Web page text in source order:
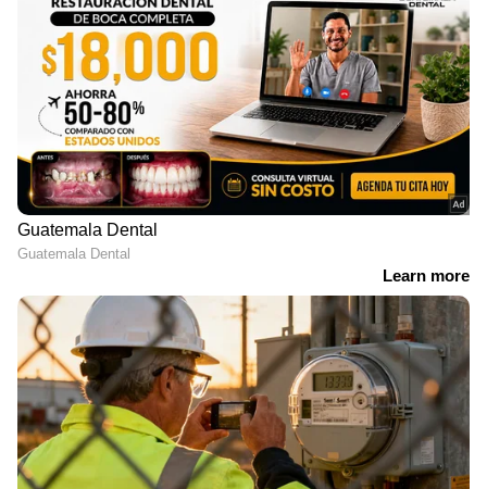
ദുരിതാശ്വാസ ക്യാമ്പുകൾ
നിറഞ്ഞതോടെ വെളളം കയറിയ
വീടുകളിൽ തന്നെ കഴിയുകയാണ്
മേൽപ്പാടത്തെ കുടുംബങ്ങൾ